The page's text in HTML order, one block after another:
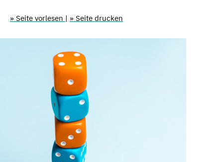
» Seite vorlesen | » Seite drucken